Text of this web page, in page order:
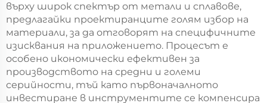
върху широк спектър от метали и сплавове,
предлагайки проектиранците голям избор на
материали, за да отговорят на специфичните
изисквания на приложението. Процесът е
особено икономически ефективен за
производството на средни и големи
серийности, тъй като първоначалното
инвестиране в инструментите се компенсира